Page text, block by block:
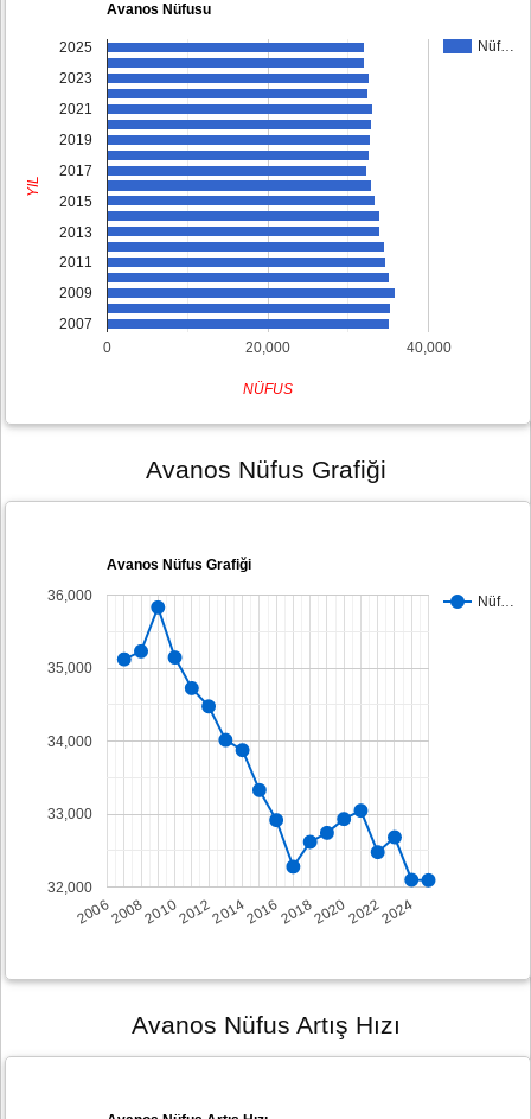
Avanos Nüfusu
Nüf…
0 20,000 40,000
2025
2023
2021
2019
2017
2015
2013
2011
2009
2007
NÜFUS
YIL
Avanos Nüfus Grafiği
Avanos Nüfus Grafiği
Nüf…
2006200820102012201420162018202020222024
32,000
33,000
34,000
35,000
36,000
Avanos Nüfus Artış Hızı